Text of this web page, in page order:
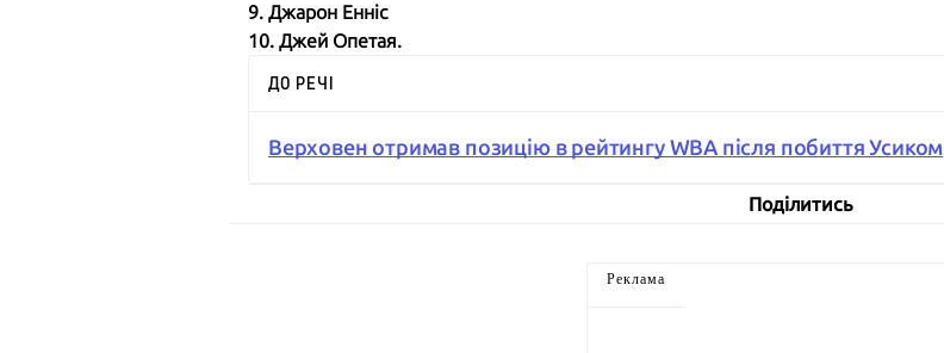
9. Джарон Енніс
10. Джей Опетая.
ДО РЕЧІ
Верховен отримав позицію в рейтингу WBA після побиття Усиком
Поділитись
Реклама